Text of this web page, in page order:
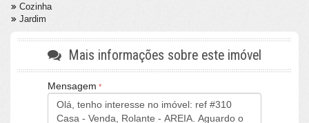
Cozinha
Jardim
Mais informações sobre este imóvel
Mensagem